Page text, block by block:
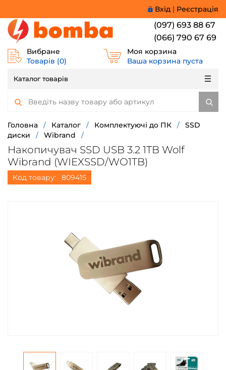
Вхід | Реєстрація
(097) 693 88 67
(066) 790 67 69
Вибране
Товарів (0)
Моя корзина
Ваша корзина пуста
Каталог товарів
Головна / Каталог / Комплектуючі до ПК /
SSD
диски
/ Wibrand /
Накопичувач SSD USB 3.2 1TB Wolf
Wibrand (WIEXSSD/WO1TB)
Код товару: 809415